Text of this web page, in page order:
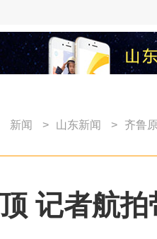
新闻 > 山东新闻 > 齐鲁
记者航